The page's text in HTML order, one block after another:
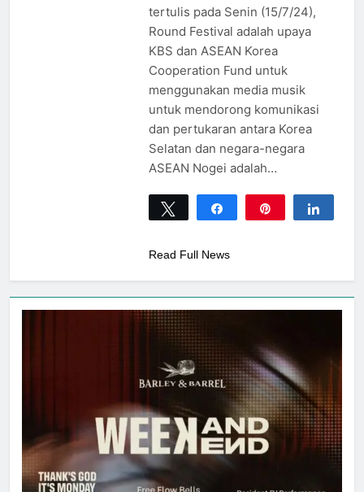
tertulis pada Senin (15/7/24),
Round Festival adalah upaya
KBS dan ASEAN Korea
Cooperation Fund untuk
menggunakan media musik
untuk mendorong komunikasi
dan pertukaran antara Korea
Selatan dan negara-negara
ASEAN Nogei adalah…
Tweet Share
Read Full News